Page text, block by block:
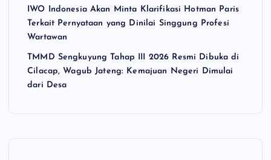
IWO Indonesia Akan Minta Klarifikasi Hotman Paris
Terkait Pernyataan yang Dinilai Singgung Profesi
Wartawan
TMMD Sengkuyung Tahap III 2026 Resmi Dibuka di
Cilacap, Wagub Jateng: Kemajuan Negeri Dimulai
dari Desa